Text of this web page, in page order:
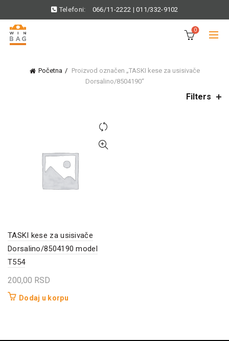
Telefoni: 066/11-2222 |011/332-9102
0
Početna
Proizvod označen „TASKI kese za usisivače
Dorsalino/8504190“
Filters
TASKI kese za usisivače
Dorsalino/8504190 model
T554
200,00 RSD
Dodaj u korpu